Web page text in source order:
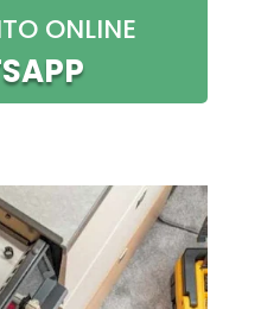
ONLINE